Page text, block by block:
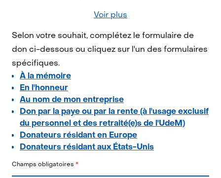
Voir plus
Selon votre souhait, complétez le formulaire de
don ci-dessous ou cliquez sur l'un des formulaires
spécifiques.
À la mémoire
En l'honneur
Au nom de mon entreprise
Don par la paye ou par la rente (à l'usage exclusif
du personnel et des retraité(e)s de l'UdeM)
Donateurs résidant en Europe
Donateurs résidant aux États-Unis
Champs obligatoires *